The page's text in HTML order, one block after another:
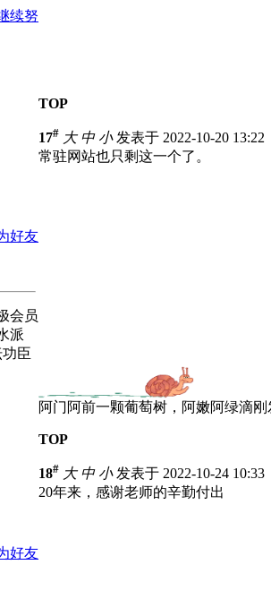
续努
TOP
17# 大 中 小发表于 2022-10-20 13:22
常驻网站也只剩这一个了。
阿门阿前一颗葡萄树，阿嫩阿绿滴
TOP
18# 大 中 小发表于 2022-10-24 10:33
20年来，感谢老师的辛勤付出